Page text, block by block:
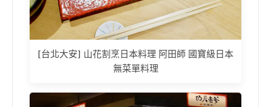
[台北大安] 山花割烹日本料理 阿田師 國寶級日本
無菜單料理